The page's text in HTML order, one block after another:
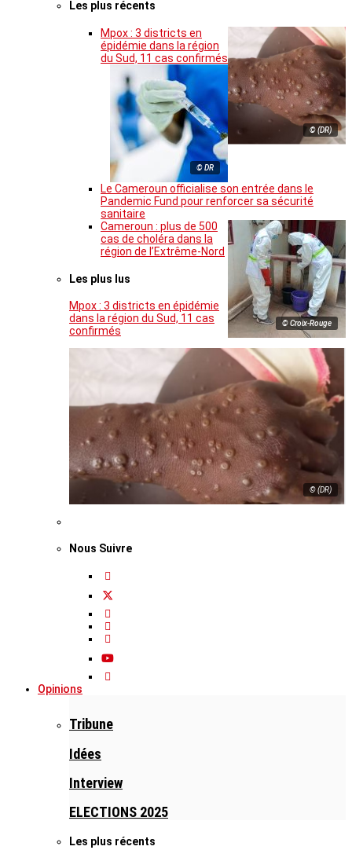
Les plus récents
© (DR)
Mpox : 3 districts en
épidémie dans la région
du Sud, 11 cas confirmés
© DR
Le Cameroun officialise son entrée dans le
Pandemic Fund pour renforcer sa sécurité
sanitaire
© Croix-Rouge
Cameroun : plus de 500
cas de choléra dans la
région de l’Extrême-Nord
Les plus lus
Mpox : 3 districts en épidémie
dans la région du Sud, 11 cas
confirmés
© (DR)
Nous Suivre
Opinions
Tribune
Idées
Interview
ELECTIONS 2025
Les plus récents